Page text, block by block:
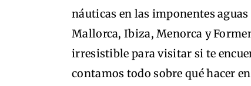
náuticas en las imponentes
Mallorca, Ibiza, Menorca y
irresistible para visitar si te
contamos todo sobre qué hacer